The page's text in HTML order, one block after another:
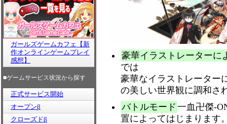
ガールズゲームカフェ【新
作オンラインゲームプレイ
感想】
■ゲームサービス状況から探す
正式サービス開始
オープンβ
クローズドβ
豪華イラストレーターに
では
豪華なイラストレーター
の美しい世界観に調和さ
バトルモード 一血卍傑-
置によってはじまります